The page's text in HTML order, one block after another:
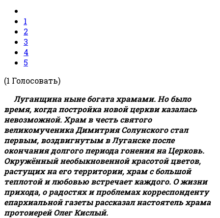
1
2
3
4
5
(1 Голосовать)
Луганщина ныне богата храмами. Но было
время, когда постройка новой церкви казалась
невозможной. Храм в честь святого
великомученика Димитрия Солунского стал
первым, воздвигнутым в Луганске после
окончания долгого периода гонения на Церковь.
Окружённый необыкновенной красотой цветов,
растущих на его территории, храм с большой
теплотой и любовью встречает каждого. О жизни
прихода, о радостях и проблемах корреспонденту
епархиальной газеты рассказал настоятель храма
протоиерей Олег Кислый.